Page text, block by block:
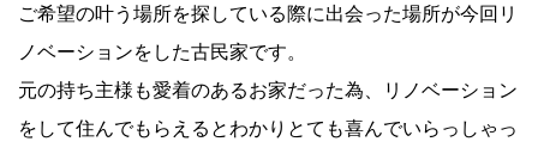
ご希望の叶う場所を探している際に出会った場所が今回リ
ノベーションをした古民家です。
元の持ち主様も愛着のあるお家だった為、リノベーション
をして住んでもらえるとわかりとても喜んでいらっしゃっ